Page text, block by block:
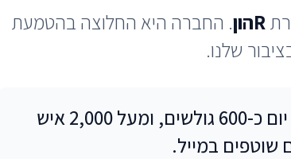
Rהון
. החברה היא החלוצה בהטמעת
שלנו.
כיום, אתר Rהון מארח מדי יום כ-600 גולשים, ומעל 2,000 איש
שוטפים במייל.